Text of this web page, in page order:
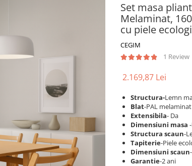
Set masa
Melaminat,
cu piele
CEGIM
1 Review
2.169,87 Lei
Structura-Lemn
Blat-PAL
Extensibila- Da
Dimensiuni masa
Structura scaun-
Tapiterie-Piele
Dimensiuni scaun
Garantie-2 ani